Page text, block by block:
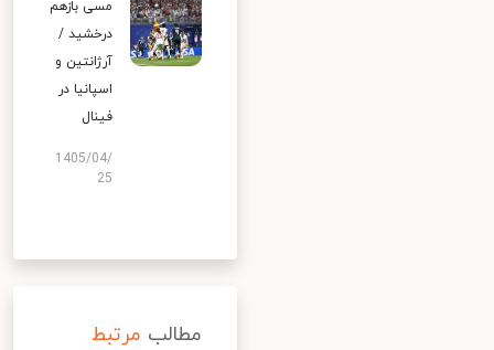
مسی بازهم
درخشید /
آرژانتین و
اسپانیا در
فینال
1405/04/
25
مطالب مرتبط